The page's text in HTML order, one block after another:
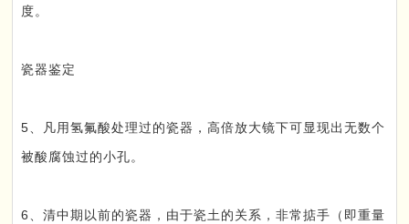
度。
瓷器鉴定
5、凡用氢氟酸处理过的瓷器，高倍放大镜下可显现出无数个
被酸腐蚀过的小孔。
6、清中期以前的瓷器，由于瓷土的关系，非常掂手（即重量